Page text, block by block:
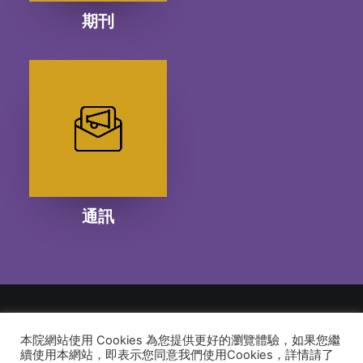
期刊
通訊
© 2026 建道神學院Alliance Bible Seminary. All rights reserved
本院網站使用 Cookies 為您提供更好的瀏覽體驗，如果您繼
續使用本網站，即表示您同意我們使用Cookies，詳情請了